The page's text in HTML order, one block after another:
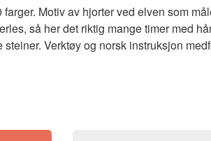
Motiv av hjorter ved elven som
så her det riktig mange timer med
Verktøy og norsk instruksjon